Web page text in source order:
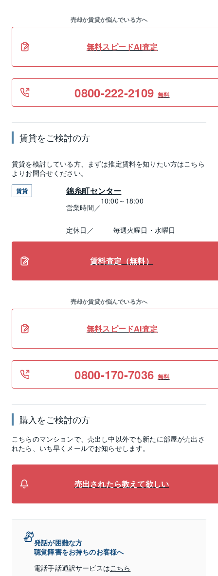
売却か賃貸か悩んでいる方へ
無料スピードAI査定
0800-222-2109 無料
賃貸をご検討の方
賃貸を検討している方、まずは推定賃料を知りたい方はこちら
よりお問合せください。
賃貸 錦糸町センター
営業時間／
10:00～18:00
定休日／ 毎週火曜日・水曜日
賃料査定（無料）
売却か賃貸か悩んでいる方へ
無料スピードAI査定
0800-170-7036 無料
購入をご検討の方
こちらのマンションで、売出し中以外でも新たに部屋が売出さ
れたら、いち早くメールでお知らせします。
売出されたら教えて欲しい
発話が困難な方
聴覚障害をお持ちのお客様へ
電話手話通訳サービスはこちら